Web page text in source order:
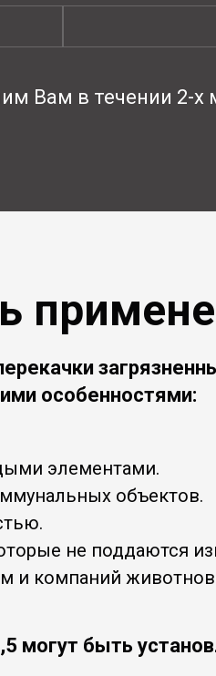
Вам в течении 2-х
особенностями:
элементами.
объектов.
не поддаются
и компаний
могут быть